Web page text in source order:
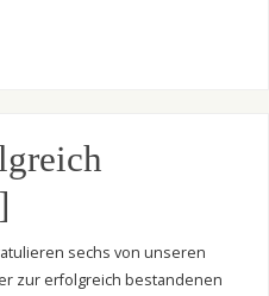
sechs von unseren
zur erfolgreich bestandenen